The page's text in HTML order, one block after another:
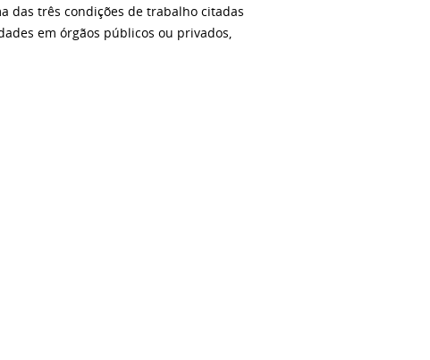
das três condições de trabalho citadas
em órgãos públicos ou privados,